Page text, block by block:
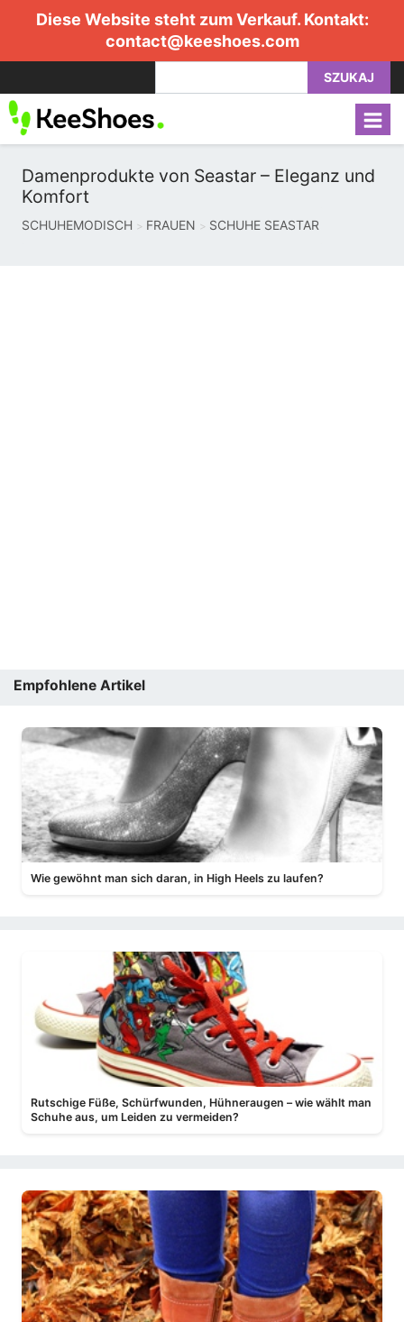
Diese Website steht zum Verkauf. Kontakt:
contact@keeshoes.com
SZUKAJ
Damenprodukte von Seastar – Eleganz und
Komfort
SCHUHEMODISCH FRAUEN SCHUHE SEASTAR
Empfohlene Artikel
Wie gewöhnt man sich daran, in High Heels zu laufen?
Rutschige Füße, Schürfwunden, Hühneraugen – wie wählt man
Schuhe aus, um Leiden zu vermeiden?